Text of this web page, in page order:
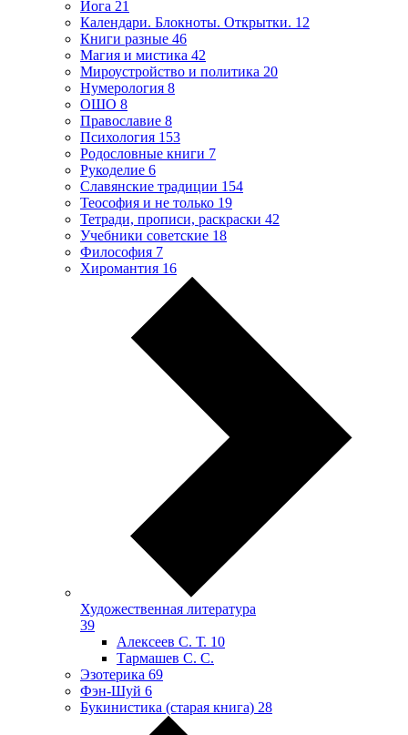
Йога 21
Календари. Блокноты. Открытки. 12
Книги разные 46
Магия и мистика 42
Мироустройство и политика 20
Нумерология 8
ОШО 8
Православие 8
Психология 153
Родословные книги 7
Рукоделие 6
Славянские традиции 154
Теософия и не только 19
Тетради, прописи, раскраски 42
Учебники советские 18
Философия 7
Хиромантия 16
Художественная литература
39
Алексеев С. Т. 10
Тармашев С. С.
Эзотерика 69
Фэн-Шуй 6
Букинистика (старая книга) 28